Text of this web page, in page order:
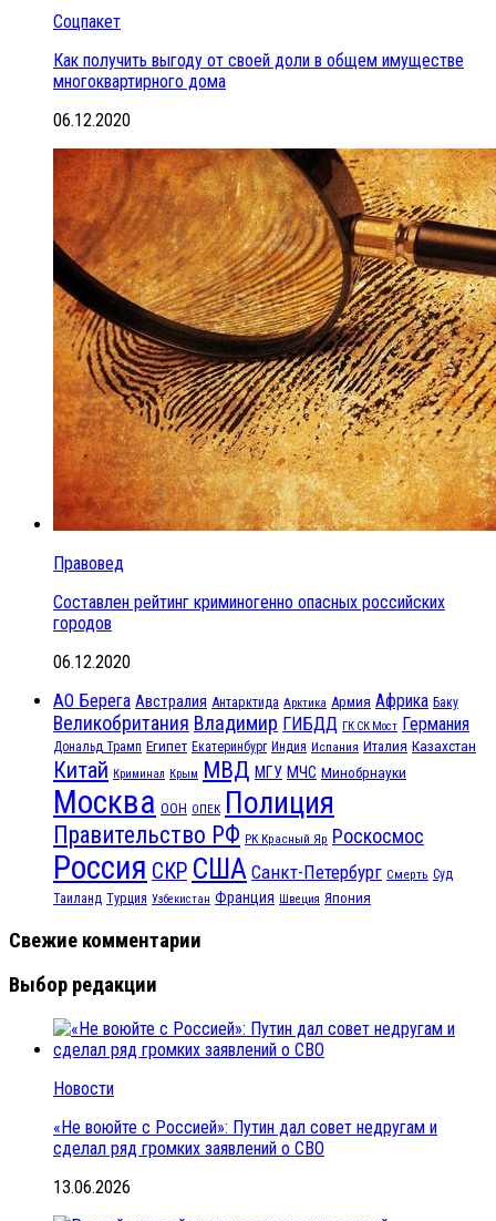
Соцпакет
Как получить выгоду от своей доли в общем имуществе
многоквартирного дома
06.12.2020
Правовед
Составлен рейтинг криминогенно опасных российских
городов
06.12.2020
АО Берега Австралия Антарктида Арктика Армия Африка Баку
Великобритания Владимир ГИБДД ГК СК Мост Германия
Дональд Трамп Египет Екатеринбург Индия Испания Италия Казахстан
Китай Криминал Крым МВД МГУ МЧС Минобрнауки
Москва ООН ОПЕК Полиция
Правительство РФ РК Красный Яр Роскосмос
Россия СКР США Санкт-Петербург Смерть Суд
Таиланд Турция Узбекистан Франция Швеция Япония
Свежие комментарии
Выбор редакции
Новости
«Не воюйте с Россией»: Путин дал совет недругам и
сделал ряд громких заявлений о СВО
13.06.2026